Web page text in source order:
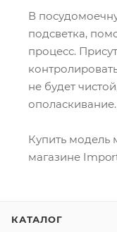
В
подсветка,
процесс.
не будет
ополаскивание.
Купить
магазине
КАТАЛОГ